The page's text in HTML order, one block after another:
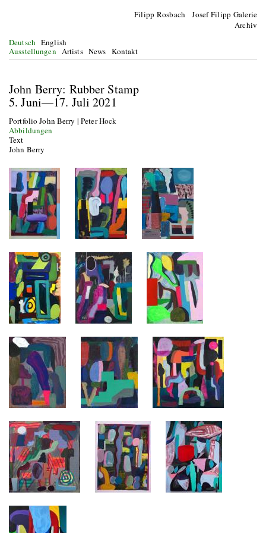
Filipp Rosbach Josef Filipp Galerie
Archiv
Deutsch English
Ausstellungen Artists News Kontakt
John Berry: Rubber Stamp
5. Juni—17. Juli 2021
Portfolio John Berry | Peter Hock
Abbildungen
Text
John Berry